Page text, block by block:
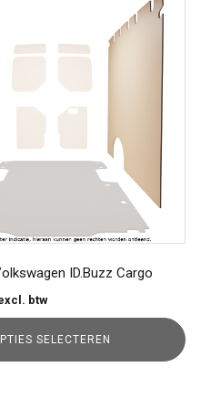
ID.Buzz Cargo
59
131
btw
SELECTEREN